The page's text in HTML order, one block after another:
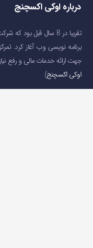
درباره اوکی اکسچنج
تقریبا در 8 سال قبل
برنامه نویسی وب آغاز کرد.
جهت ارائه خدمات مالی و رفع
اوکی اکسچنج)